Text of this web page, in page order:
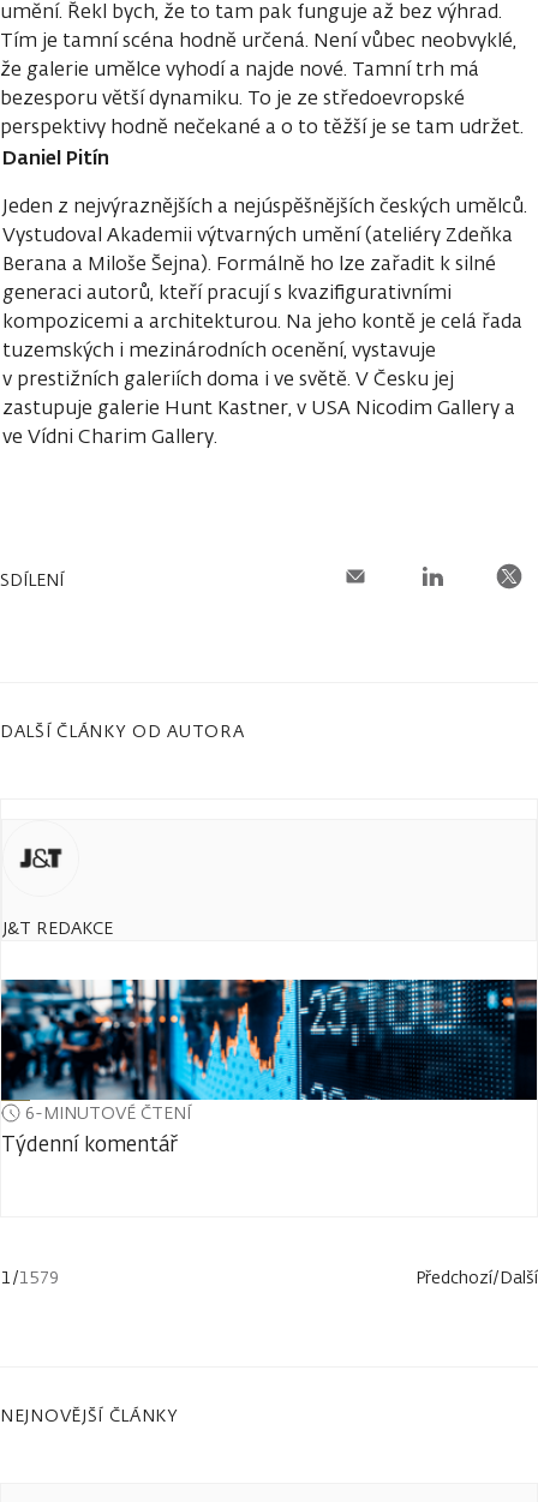
umění. Řekl bych, že to tam pak funguje až bez výhrad.
Tím je tamní scéna hodně určená. Není vůbec neobvyklé,
že galerie umělce vyhodí a najde nové. Tamní trh má
bezesporu větší dynamiku. To je ze středoevropské
perspektivy hodně nečekané a o to těžší je se tam udržet.
Daniel Pitín
Jeden z nejvýraznějších a nejúspěšnějších českých umělců.
Vystudoval Akademii výtvarných umění (ateliéry Zdeňka
Berana a Miloše Šejna). Formálně ho lze zařadit k silné
generaci autorů, kteří pracují s kvazifigurativními
kompozicemi a architekturou. Na jeho kontě je celá řada
tuzemských i mezinárodních ocenění, vystavuje
v prestižních galeriích doma i ve světě. V Česku jej
zastupuje galerie Hunt Kastner, v USA Nicodim Gallery a
ve Vídni Charim Gallery.
SDÍLENÍ
DALŠÍ ČLÁNKY OD AUTORA
J&T REDAKCE
6-MINUTOVÉ ČTENÍ
Týdenní komentář
1/1579 Předchozí/Další
NEJNOVĚJŠÍ ČLÁNKY